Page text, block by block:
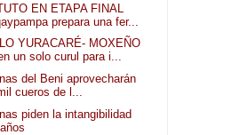
EN ETAPA FINAL
prepara una fer...
YURACARÉ- MOXEÑO
un solo curul para i...
del Beni aprovecharán
cueros de l...
piden la intangibilidad